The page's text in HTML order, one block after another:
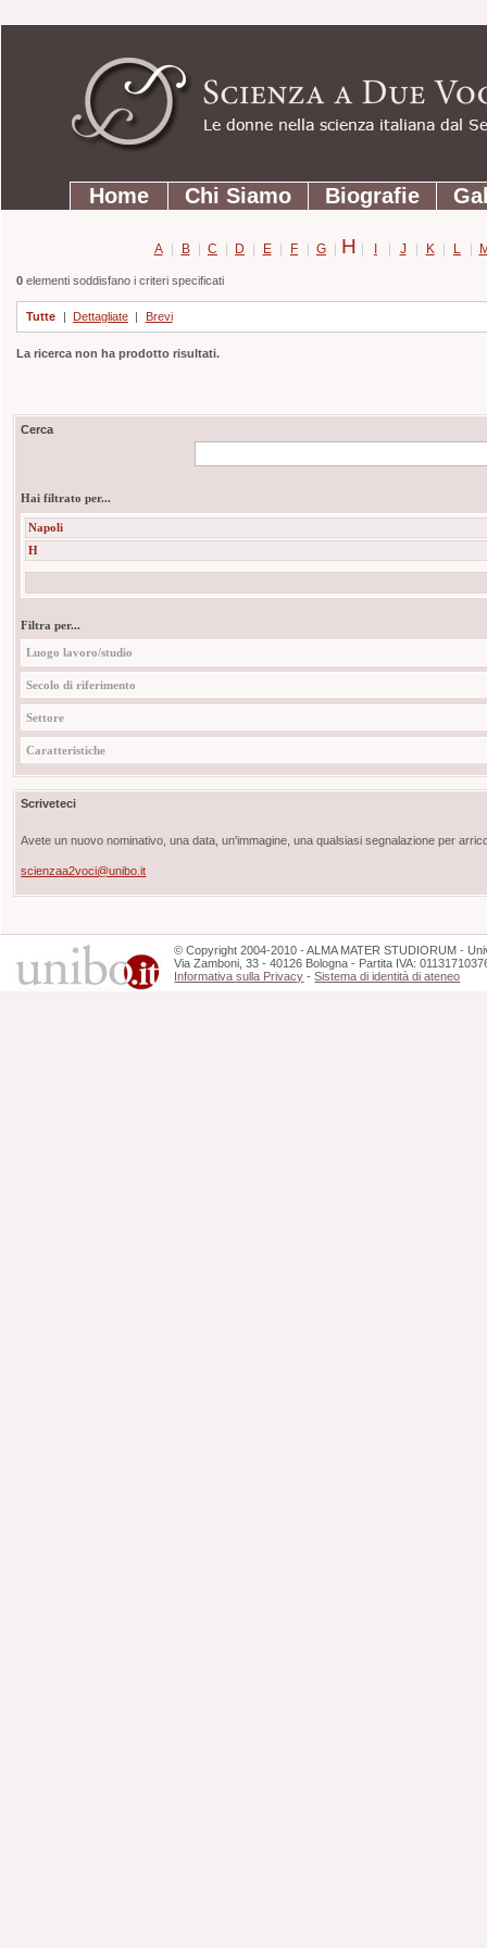
contenuti.
Strumenti
personali
SezioniHome Chi Siamo Biografie
A | B | C | D | E | F | G | H | I | J | K | L |
0elementi soddisfano i criteri specificati
Tutte | Dettagliate | Brevi
La ricerca non ha prodotto risultati.
Cerca
Hai filtrato per...
Napoli
H
Filtra per...
Luogo lavoro/studio
Secolo di riferimento
Settore
Caratteristiche
Scriveteci
Avete un nuovo nominativo, una data, un'immagine, una qualsiasi segnalazione per
scienzaa2voci@unibo.it
©Copyright 2004-2010 - ALMA MATER STUDIORUM -
Via Zamboni, 33 - 40126 Bologna - Partita IVA:
Informativa sulla Privacy -Sistema di identità di ateneo